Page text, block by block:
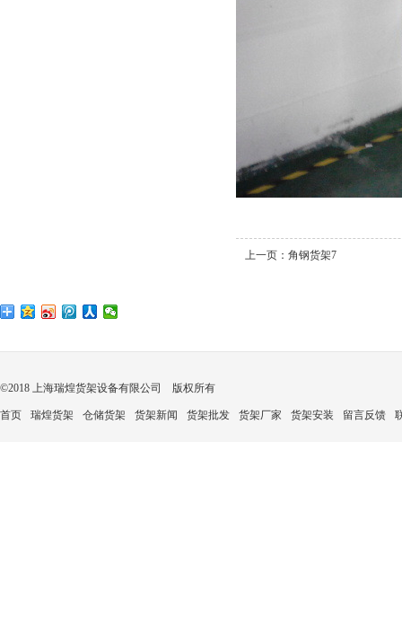
上一页： 角钢货架7
©2018 上海瑞煌货架设备有限公司 版权所有
首页 瑞煌货架 仓储货架 货架新闻 货架批发 货架厂家 货架安装 留言反馈